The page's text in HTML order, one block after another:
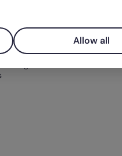
Condizioni
Allow all